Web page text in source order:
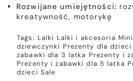
Rozwijane umiejętności:
kreatywność, motorykę
Tags: Lalki Lalki i akcesoria
dziewczynki Prezenty dla dzieci
zabawki dla 3 latka Prezenty i
Prezenty i zabawki dla 5 latka
dzieci Sale